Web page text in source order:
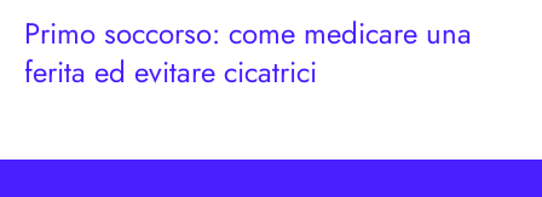
Primo soccorso: come medicare una
ferita ed evitare cicatrici